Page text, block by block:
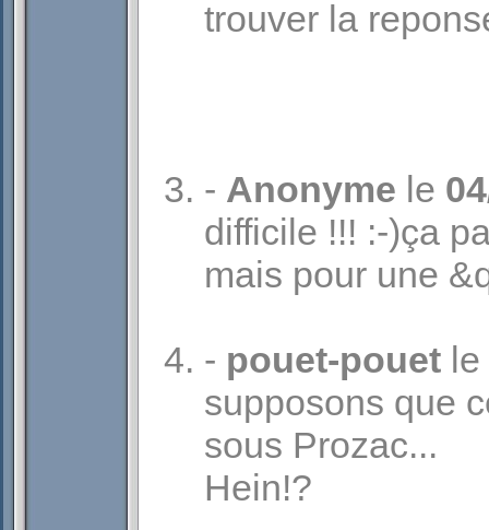
trouver la
- Anonyme le
difficile !!! :-)ça
mais pour une
- pouet-pouet le
supposons que
sous Prozac...
Hein!?